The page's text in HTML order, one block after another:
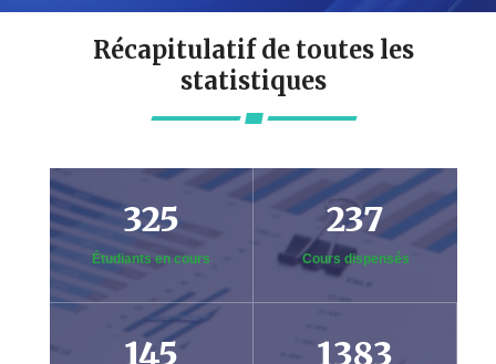
Récapitulatif de toutes les
statistiques
325
Étudiants en cours
237
Cours dispensés
145 1383